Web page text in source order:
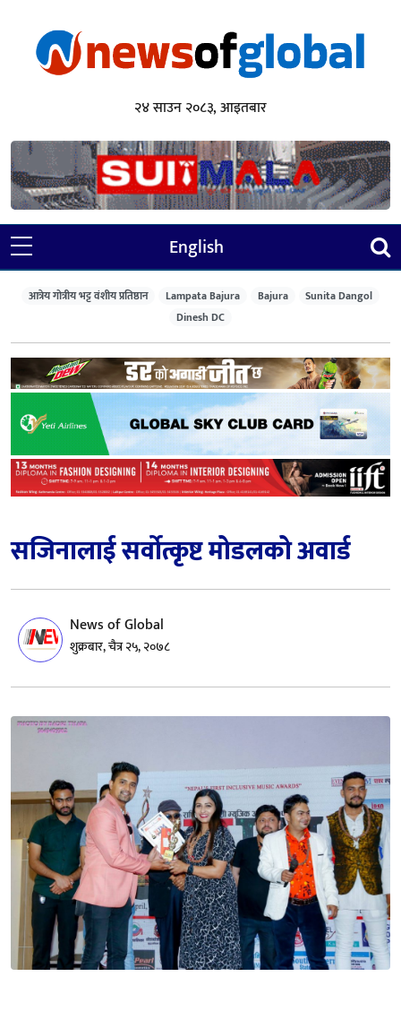
२४ साउन २०८३, आइतबार
English
आत्रेय गोत्रीय भट्ट वंशीय प्रतिष्ठान Lampata Bajura Bajura
Sunita Dangol
Dinesh DC
सजिनालाई सर्वोत्कृष्ट मोडलको अवार्ड
News of Global
शुक्रबार, चैत्र २५, २०७८